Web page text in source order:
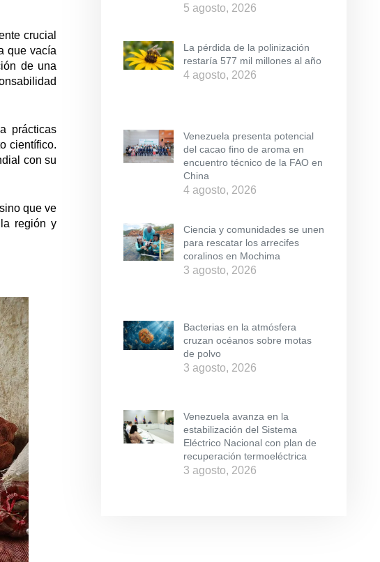
crucial
que vacía
de una
prácticas
científico.
con su
que ve
región y
5 agosto, 2026
La pérdida de la polinización
restaría 577 mil millones al año
4 agosto, 2026
Venezuela presenta potencial
del cacao fino de aroma en
encuentro técnico de la FAO en
China
4 agosto, 2026
Ciencia y comunidades se unen
para rescatar los arrecifes
coralinos en Mochima
3 agosto, 2026
Bacterias en la atmósfera
cruzan océanos sobre motas
de polvo
3 agosto, 2026
Venezuela avanza en la
estabilización del Sistema
Eléctrico Nacional con plan de
recuperación termoeléctrica
3 agosto, 2026